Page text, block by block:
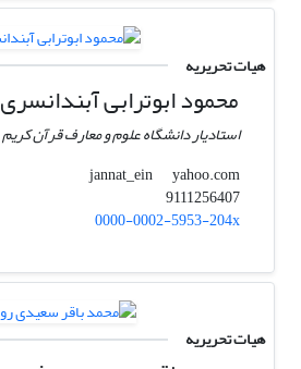
هیات تحریریه
محمود ابوترابی آبندانسری
استادیار دانشگاه علوم و معارف قرآن کریم
jannat_ein
yahoo.com
9111256407
0000-0002-5953-204x
هیات تحریریه